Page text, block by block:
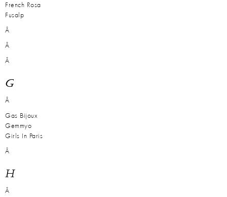
French Rosa
Fusalp
Â
Â
Â
G
Â
Gas Bijoux
Gemmyo
Girls In Paris
Â
H
Â